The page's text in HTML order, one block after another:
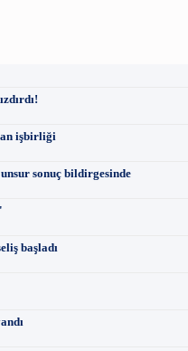
işbirliği
sonuç bildirgesinde
başladı